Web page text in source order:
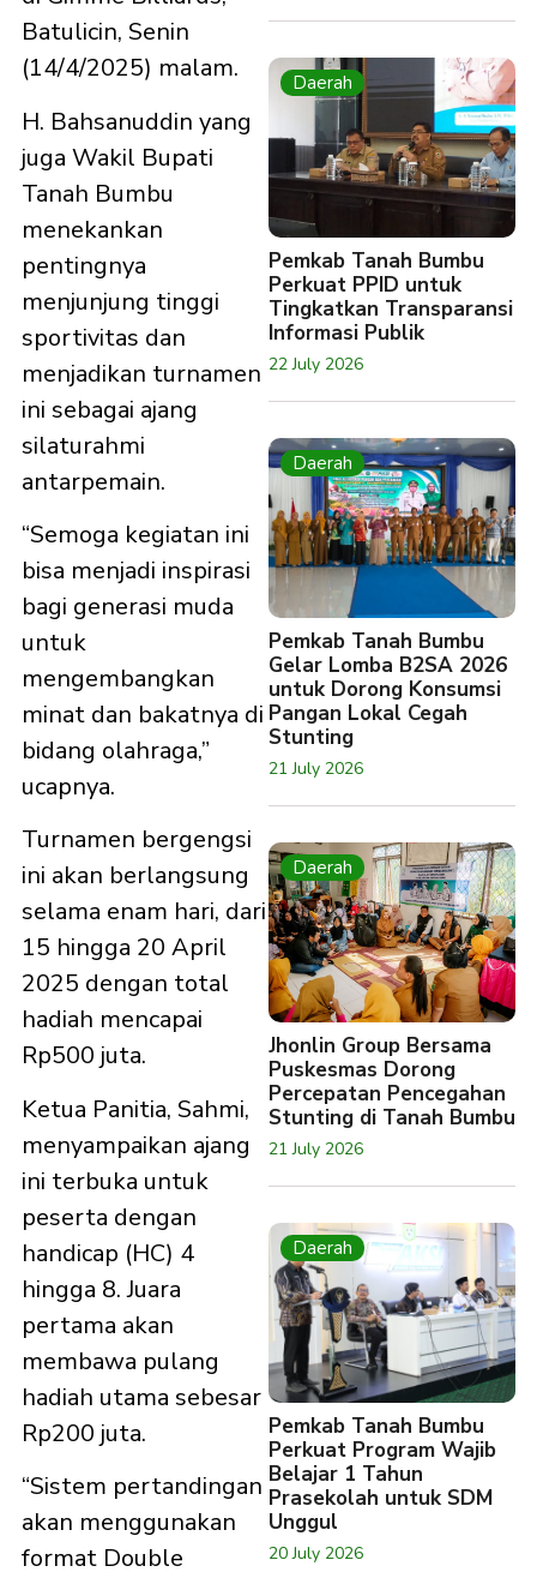
Batulicin, Senin
(14/4/2025) malam.
H. Bahsanuddin yang
juga Wakil Bupati
Tanah Bumbu
menekankan
pentingnya
menjunjung tinggi
sportivitas dan
menjadikan turnamen
ini sebagai ajang
silaturahmi
antarpemain.
“Semoga kegiatan ini
bisa menjadi inspirasi
bagi generasi muda
untuk
mengembangkan
minat dan bakatnya di
bidang olahraga,”
ucapnya.
Turnamen bergengsi
ini akan berlangsung
selama enam hari, dari
15 hingga 20 April
2025 dengan total
hadiah mencapai
Rp500 juta.
Ketua Panitia, Sahmi,
menyampaikan ajang
ini terbuka untuk
peserta dengan
handicap (HC) 4
hingga 8. Juara
pertama akan
membawa pulang
hadiah utama sebesar
Rp200 juta.
“Sistem pertandingan
akan menggunakan
format Double
Daerah
Pemkab Tanah Bumbu
Perkuat PPID untuk
Tingkatkan Transparansi
Informasi Publik
22 July 2026
Daerah
Pemkab Tanah Bumbu
Gelar Lomba B2SA 2026
untuk Dorong Konsumsi
Pangan Lokal Cegah
Stunting
21 July 2026
Daerah
Jhonlin Group Bersama
Puskesmas Dorong
Percepatan Pencegahan
Stunting di Tanah Bumbu
21 July 2026
Daerah
Pemkab Tanah Bumbu
Perkuat Program Wajib
Belajar 1 Tahun
Prasekolah untuk SDM
Unggul
20 July 2026